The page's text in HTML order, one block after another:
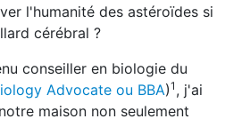
l'humanité des astéroïdes si
cérébral ?
conseiller en biologie du
Advocate ou BBA)1 , j'ai
maison non seulement